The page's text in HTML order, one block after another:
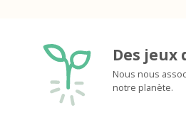
Des jeux
Nous nous
notre planète.